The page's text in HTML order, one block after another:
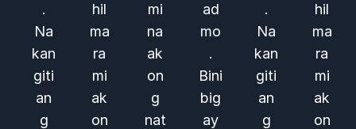
.
Na
kan
giti
an
g
hil
ma
ra
mi
ak
on
mi
na
ak
on
g
nat
ad
mo
.
Bini
big
ay
.
Na
kan
giti
an
g
hil
ma
ra
mi
ak
on